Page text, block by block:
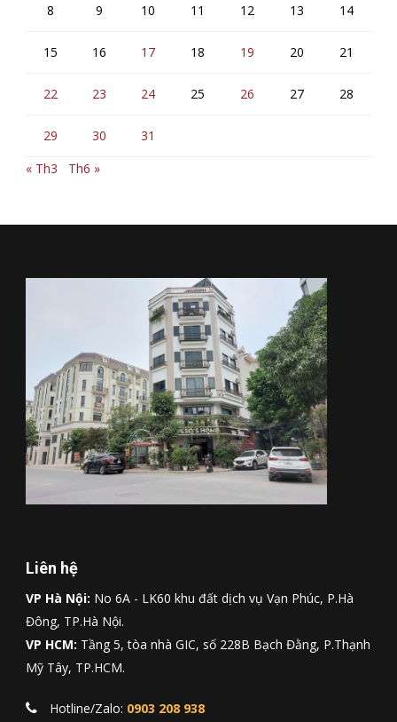
8 9 10 11 12 13 14
15 16 17 18 19 20 21
22 23 24 25 26 27 28
29 30
31
« Th3
Th6 »
Liên hệ
VP Hà Nội: No 6A - LK60 khu đất dịch vụ Vạn Phúc, P.Hà
Đông, TP.Hà Nội.
VP HCM: Tầng 5, tòa nhà GIC, số 228B Bạch Đằng, P.Thạnh
Mỹ Tây, TP.HCM.
Hotline/Zalo: 0903 208 938